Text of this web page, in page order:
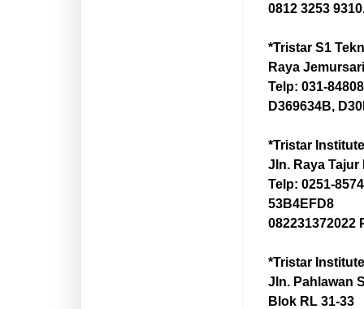
0812 3253
*Tristar S1
Raya
Telp: 031-
D369634B,
*Tristar
Jln. Raya Tajur
Telp: 0251-
53B4EFD8
082231372022
*Tristar
Jln. Pahlawan
Blok RL 31-33